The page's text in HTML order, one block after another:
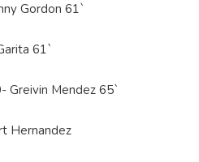
Gordon 61`
61`
Greivin Mendez 65`
Hernandez